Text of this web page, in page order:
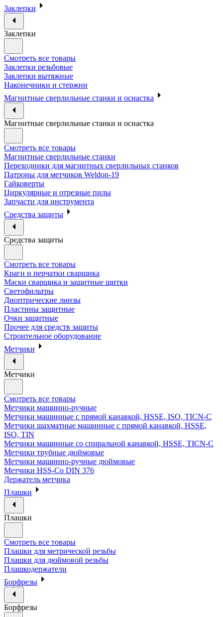
Заклепки
Заклепки
Смотреть все товары
Заклепки резьбовые
Заклепки вытяжные
Наконечники и стержни
Магнитные сверлильные станки и оснастка
Магнитные сверлильные станки и оснастка
Смотреть все товары
Магнитные сверлильные станки
Переходники для магнитных сверлильных станков
Патроны для метчиков Weldon-19
Гайковерты
Циркулярные и отрезные пилы
Запчасти для инструмента
Средства защиты
Средства защиты
Смотреть все товары
Краги и перчатки сварщика
Маски сварщика и защитные щитки
Светофильтры
Диоптрические линзы
Пластины защитные
Очки защитные
Прочее для средств защиты
Строительное оборудование
Метчики
Метчики
Смотреть все товары
Метчики машинно-ручные
Метчики машинные с прямой канавкой, HSSE, ISO, TICN-C
Метчики шахматные машинные с прямой канавкой, HSSE,
ISO, TIN
Метчики машинные со спиральной канавкой, HSSE, TICN-C
Метчики трубные дюймовые
Метчики машинно-ручные дюймовые
Метчики HSS-Co DIN 376
Держатель метчика
Плашки
Плашки
Смотреть все товары
Плашки для метрической резьбы
Плашки для дюймовой резьбы
Плашкодержатели
Борфрезы
Борфрезы